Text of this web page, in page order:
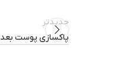
جدیدتر
پاکسازی پوست بعد